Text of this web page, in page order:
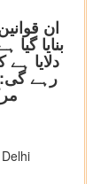
ان
بنایا
دلایا
رہے
Delhi